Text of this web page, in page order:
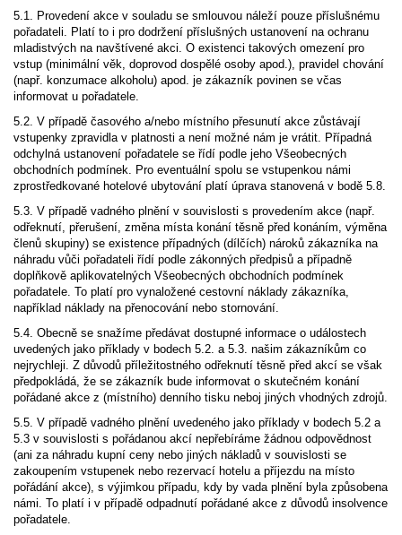
5.1. Provedení akce v souladu se smlouvou náleží pouze příslušnému
pořadateli. Platí to i pro dodržení příslušných ustanovení na ochranu
mladistvých na navštívené akci. O existenci takových omezení pro
vstup (minimální věk, doprovod dospělé osoby apod.), pravidel chování
(např. konzumace alkoholu) apod. je zákazník povinen se včas
informovat u pořadatele.
5.2. V případě časového a/nebo místního přesunutí akce zůstávají
vstupenky zpravidla v platnosti a není možné nám je vrátit. Případná
odchylná ustanovení pořadatele se řídí podle jeho Všeobecných
obchodních podmínek. Pro eventuální spolu se vstupenkou námi
zprostředkované hotelové ubytování platí úprava stanovená v bodě 5.8.
5.3. V případě vadného plnění v souvislosti s provedením akce (např.
odřeknutí, přerušení, změna místa konání těsně před konáním, výměna
členů skupiny) se existence případných (dílčích) nároků zákazníka na
náhradu vůči pořadateli řídí podle zákonných předpisů a případně
doplňkově aplikovatelných Všeobecných obchodních podmínek
pořadatele. To platí pro vynaložené cestovní náklady zákazníka,
například náklady na přenocování nebo stornování.
5.4. Obecně se snažíme předávat dostupné informace o událostech
uvedených jako příklady v bodech 5.2. a 5.3. našim zákazníkům co
nejrychleji. Z důvodů příležitostného odřeknutí těsně před akcí se však
předpokládá, že se zákazník bude informovat o skutečném konání
pořádané akce z (místního) denního tisku neboj jiných vhodných zdrojů.
5.5. V případě vadného plnění uvedeného jako příklady v bodech 5.2 a
5.3 v souvislosti s pořádanou akcí nepřebíráme žádnou odpovědnost
(ani za náhradu kupní ceny nebo jiných nákladů v souvislosti se
zakoupením vstupenek nebo rezervací hotelu a příjezdu na místo
pořádání akce), s výjimkou případu, kdy by vada plnění byla způsobena
námi. To platí i v případě odpadnutí pořádané akce z důvodů insolvence
pořadatele.